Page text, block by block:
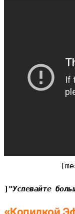
]"Успевайте